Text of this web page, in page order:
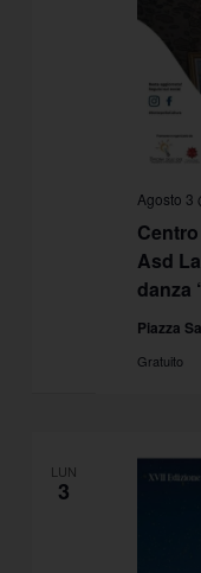
Asd
danza
Agosto 3
Piazza
Gratuito
LUN
3